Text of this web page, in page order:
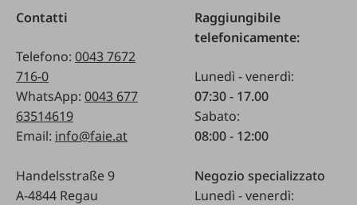
Contatti
Telefono: 0043 7672
716-0
WhatsApp: 0043 677
63514619
Email: info@faie.at
Handelsstraße 9
A-4844 Regau
Raggiungibile
telefonicamente:
Lunedì - venerdì:
07:30 - 17.00
Sabato:
08:00 - 12:00
Negozio specializzato
Lunedì - venerdì: